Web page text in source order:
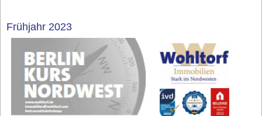
Frühjahr 2023